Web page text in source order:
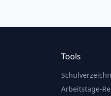
Tools
Arbeitstage-